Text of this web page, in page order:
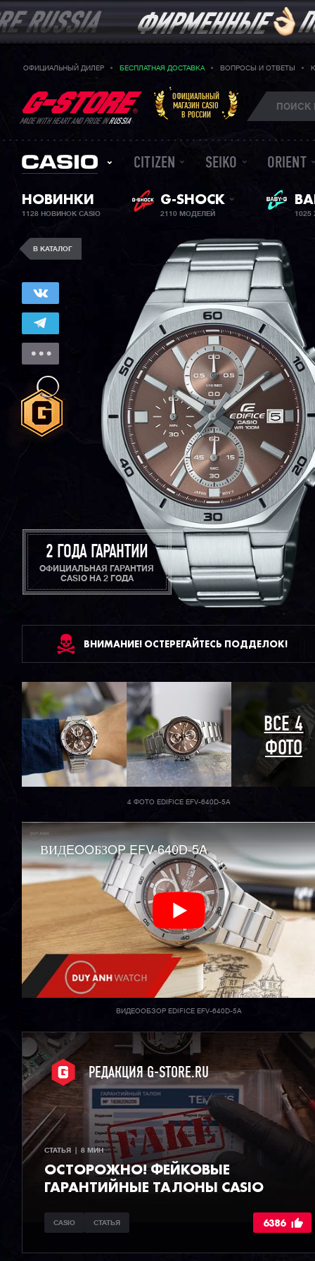
ОФИЦИАЛЬНЫЙ ДИЛЕР БЕСПЛАТНАЯ ДОСТАВКА ВОПРОСЫ И ОТВЕТЫ
MADE WITH HEART AND PRIDE INRUSSIA
ОФИЦИАЛЬНЫЙ
МАГАЗИН CASIO
В РОССИИ
CITIZEN SEIKO ORIENT
НОВИНКИ
1128 НОВИНОК CASIO
G-SHOCK
2110 МОДЕЛЕЙ
В КАТАЛОГ
2 ГОДА ГАРАНТИИ
ОФИЦИАЛЬНАЯ ГАРАНТИЯ
CASIO НА 2 ГОДА
ВНИМАНИЕ! ОСТЕРЕГАЙТЕСЬ ПОДДЕЛОК!
ВСЕ 4
ФОТО
4 ФОТО EDIFICE EFV-640D-5A
ВИДEOOБЗOP EFV-640D-5A
ВИДЕООБЗОР EDIFICE EFV-640D-5A
РЕДАКЦИЯ G-STORE.RU
СТАТЬЯ  |  8 МИН
ОСТОРОЖНО! ФЕЙКОВЫЕ
ГАРАНТИЙНЫЕ ТАЛОНЫ CASIO
CASIO СТАТЬЯ 6386